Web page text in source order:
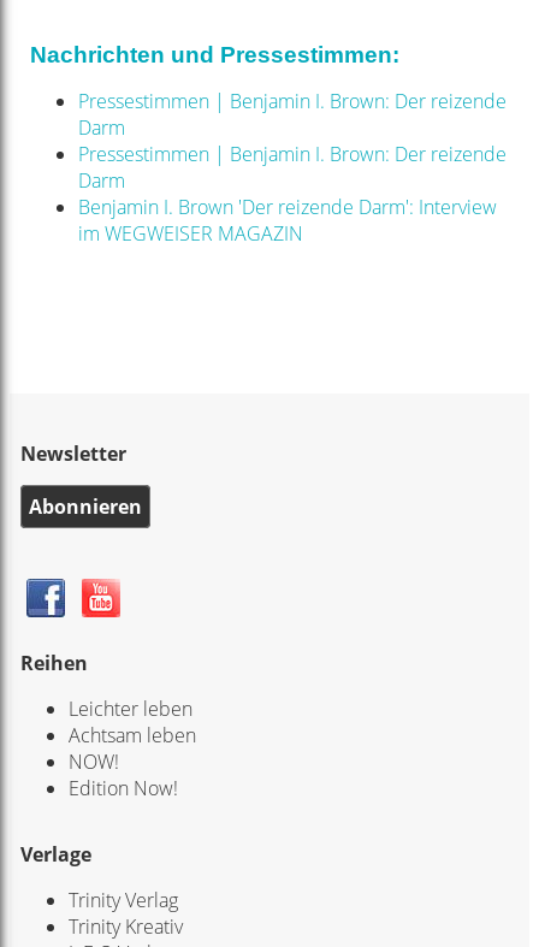
Nachrichten und Pressestimmen:
Pressestimmen | Benjamin I. Brown: Der reizende
Darm
Pressestimmen | Benjamin I. Brown: Der reizende
Darm
Benjamin I. Brown 'Der reizende Darm': Interview
im WEGWEISER MAGAZIN
Newsletter
Abonnieren
Reihen
Leichter leben
Achtsam leben
NOW!
Edition Now!
Verlage
Trinity Verlag
Trinity Kreativ